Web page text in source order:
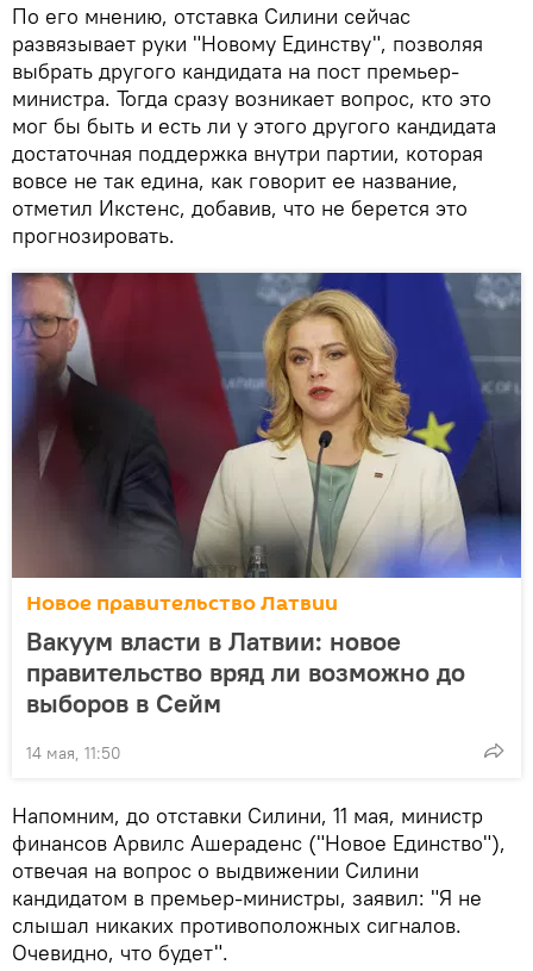
По его мнению, отставка Силини сейчас
развязывает руки "Новому Единству", позволяя
выбрать другого кандидата на пост премьер-
министра. Тогда сразу возникает вопрос, кто это
мог бы быть и есть ли у этого другого кандидата
достаточная поддержка внутри партии, которая
вовсе не так едина, как говорит ее название,
отметил Икстенс, добавив, что не берется это
прогнозировать.
Новое правительство Латвии
Вакуум власти в Латвии: новое
правительство вряд ли возможно до
выборов в Сейм
14 мая, 11:50
Напомним, до отставки Силини, 11 мая, министр
финансов Арвилс Ашераденс ("Новое Единство"),
отвечая на вопрос о выдвижении Силини
кандидатом в премьер-министры, заявил: "Я не
слышал никаких противоположных сигналов.
Очевидно, что будет".